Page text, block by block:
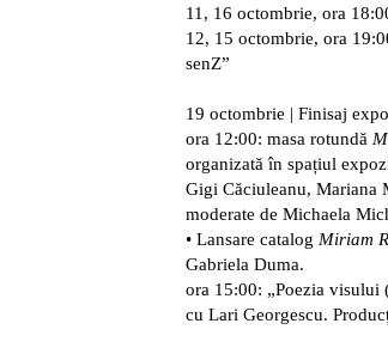
11, 16 octombrie, ora
12, 15 octombrie, ora
senZ”
19 octombrie | Finisaj
ora 12:00: masa rotundă
organizată în spațiul
Gigi Căciuleanu, Mariana
moderate de Michaela
• Lansare catalog Miriam
Gabriela Duma.
ora 15:00: „Poezia visului
cu Lari Georgescu.